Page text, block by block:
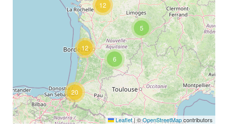
20
6
12
5
12
Leaflet| ©OpenStreetMapcontributors